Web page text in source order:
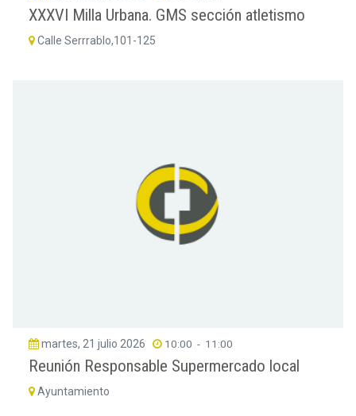
XXXVI Milla Urbana. GMS sección atletismo
Calle Serrrablo,101-125
martes, 21 julio 2026 10:00 - 11:00
Reunión Responsable Supermercado local
Ayuntamiento